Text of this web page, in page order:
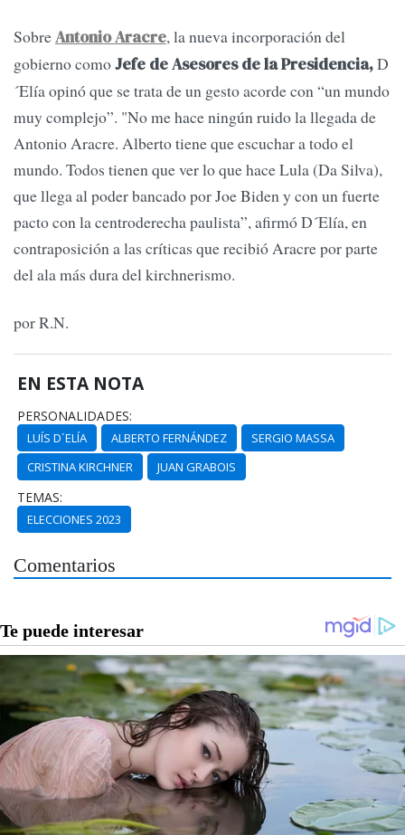
SobreAntonio Aracre, la nueva incorporación del
gobierno comoJefe de Asesores de la Presidencia,D
´Elía opinó que se trata de un gesto acorde con “un mundo
muy complejo”. "No me hace ningún ruido la llegada de
Antonio Aracre. Alberto tiene que escuchar a todo el
mundo. Todos tienen que ver lo que hace Lula (Da Silva),
que llega al poder bancado por Joe Biden y con un fuerte
pacto con la centroderecha paulista”, afirmó D´Elía, en
contraposición a las críticas que recibió Aracre por parte
del ala más dura del kirchnerismo.
por R.N.
EN ESTA NOTA
PERSONALIDADES:
LUÍS D´ELÍA ALBERTO FERNÁNDEZ
SERGIO MASSA
CRISTINA KIRCHNER
JUAN GRABOIS
TEMAS:
ELECCIONES 2023
Comentarios